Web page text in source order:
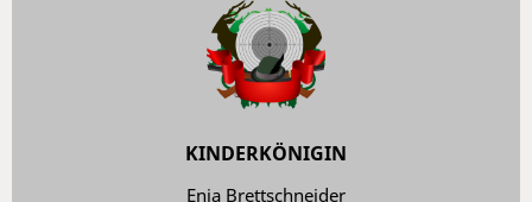
KINDERKÖNIGIN
Enja Brettschneider